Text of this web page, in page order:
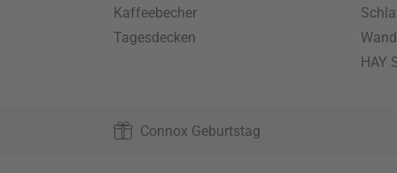
Kaffeebecher
Tagesdecken
HAY
Connox Geburtstag